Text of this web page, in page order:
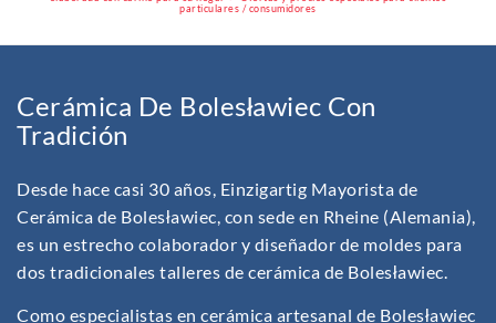
particulares / consumidores
Cerámica De Bolesławiec Con
Tradición
Desde hace casi 30 años, Einzigartig Mayorista de
Cerámica de Bolesławiec, con sede en Rheine (Alemania),
es un estrecho colaborador y diseñador de moldes para
dos tradicionales talleres de cerámica de Bolesławiec.
Como especialistas en cerámica artesanal de Bolesławiec